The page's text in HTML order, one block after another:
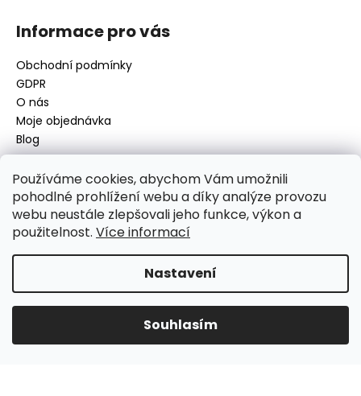
Používáme cookies, abychom Vám umožnili
pohodlné prohlížení webu a díky analýze provozu
webu neustále zlepšovali jeho funkce, výkon a
použitelnost. Více informací
Nastavení
Souhlasím
Informace pro vás
Obchodní podmínky
GDPR
O nás
Moje objednávka
Blog
Kontakt
disamsafety@disamsafety.cz
596 624 947
Sledujte nás na Facebooku